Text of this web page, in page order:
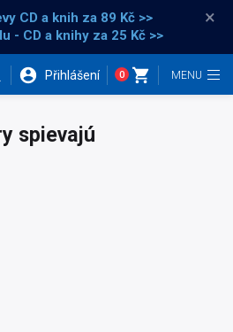
CD a knih za 89 Kč >>
- CD a knihy za 25 Kč >>
×
Přihlášení 0
spievajú